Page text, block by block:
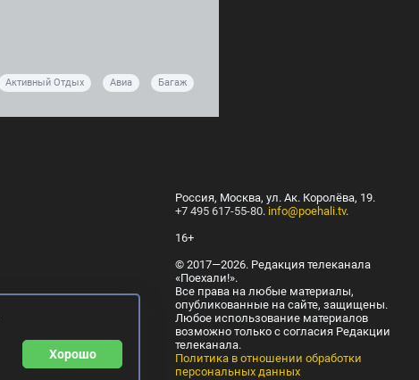
Активный Отдых Авиа Багаж
Россия, Москва, ул. Ак. Королёва, 19.
+7 495 617-55-80. info@poehali.tv.
16+
© 2017—2026. Редакция телеканала
«Поехали!».
Все права на любые материалы,
опубликованные на сайте, защищены.
Любое использование материалов
возможно только с согласия Редакции
телеканала.
Политика в отношении обработки
персональных данных
Хорошо